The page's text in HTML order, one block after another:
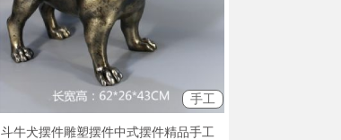
手工
斗牛犬摆件雕塑摆件中式摆件精品手工